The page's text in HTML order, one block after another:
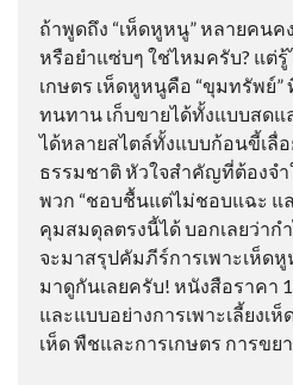
ถ้าพูดถึง “เห็ดหูหนู” หลายคน
หรือยำแซ่บๆ ใช่ไหมครับ? แต่
เกษตร เห็ดหูหนูคือ “ขุมทรัพย์”
ทนทาน เก็บขายได้ทั้งแบบสดแ
ได้หลายสไตล์ทั้งแบบก้อนขี้เลื่
ธรรมชาติ หัวใจสำคัญที่ต้องจ
พวก “ชอบชื้นแต่ไม่ชอบแฉะ แ
คุมสมดุลตรงนี้ได้ บอกเลยว่าก
จะมาสรุปคัมภีร์การเพาะเห็ด
มาดูกันเลยครับ! หนังสือราคา
และแบบอย่างการเพาะเลี้ยงเห็
เห็ด พืชและการเกษตร การข